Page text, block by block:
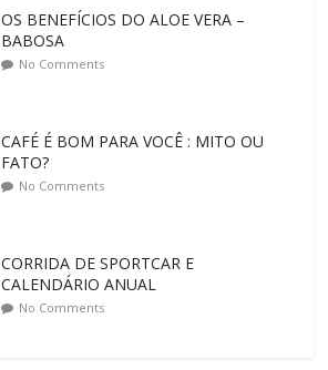
OS BENEFÍCIOS DO ALOE VERA –
BABOSA
No Comments
CAFÉ É BOM PARA VOCÊ : MITO OU
FATO?
No Comments
CORRIDA DE SPORTCAR E
CALENDÁRIO ANUAL
No Comments